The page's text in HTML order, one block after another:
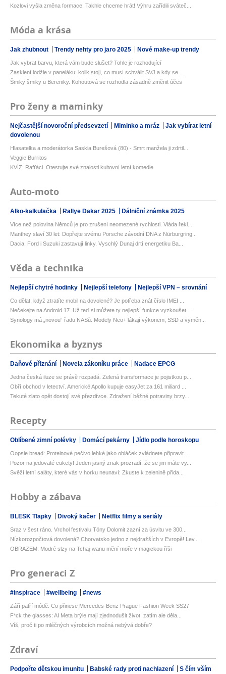
Kozlovi vyšla změna formace: Takhle chceme hrát! Výhru zařídili sváteč...
Móda a krása
Jak zhubnout Trendy nehty pro jaro 2025 Nové make-up trendy
Jak vybrat barvu, která vám bude slušet? Tohle je rozhodující
Zasklení lodžie v paneláku: kolik stojí, co musí schválit SVJ a kdy se...
Šmiky šmiky u Bereniky. Kohoutová se rozhodla zásadně změnit účes
Pro ženy a maminky
Nejčastější novoroční předsevzetí Miminko a mráz
Jak vybírat letní
dovolenou
Hlasatelka a moderátorka Saskia Burešová (80) - Smrt manžela ji zdrtil...
Veggie Burritos
KVÍZ: Rafťáci. Otestujte své znalosti kultovní letní komedie
Auto-moto
Alko-kalkulačka Rallye Dakar 2025 Dálniční známka 2025
Více než polovina Němců je pro zrušení neomezené rychlosti. Vláda řekl...
Manthey slaví 30 let: Dopřejte svému Porsche závodní DNA z Nürburgring...
Dacia, Ford i Suzuki zastavují linky. Vyschlý Dunaj drtí energetiku Ba...
Věda a technika
Nejlepší chytré hodinky Nejlepší telefony Nejlepší VPN – srovnání
Co dělat, když ztratíte mobil na dovolené? Je potřeba znát číslo IMEI ...
Nečekejte na Android 17. Už teď si můžete ty nejlepší funkce vyzkoušet...
Synology má „novou“ řadu NASů. Modely Neo+ lákají výkonem, SSD a vyměn...
Ekonomika a byznys
Daňové přiznání Novela zákoníku práce Nadace EPCG
Jedna česká iluze se právě rozpadá. Zelená transformace je pojistkou p...
Obří obchod v letectví. Americké Apollo kupuje easyJet za 161 miliard ...
Tekuté zlato opět dostojí své přezdívce. Zdražení běžné potraviny brzy...
Recepty
Oblíbené zimní polévky Domácí pekárny Jídlo podle horoskopu
Oopsie bread: Proteinové pečivo lehké jako obláček zvládnete připravit...
Pozor na jedovaté cukety! Jeden jasný znak prozradí, že se jim máte vy...
Svěží letní saláty, které vás v horku neunaví: Zkuste k zelenině přida...
Hobby a zábava
BLESK Tlapky Divoký kačer Netflix filmy a seriály
Sraz v šest ráno. Vrchol festivalu Tóny Dolomit zazní za úsvitu ve 300...
Nízkorozpočtová dovolená? Chorvatsko jedno z nejdražších v Evropě! Lev...
OBRAZEM: Modré slzy na Tchaj-wanu mění moře v magickou říši
Pro generaci Z
#inspirace #wellbeing #news
Září patří módě: Co přinese Mercedes-Benz Prague Fashion Week SS27
F*ck the glasses: AI Meta brýle mají zjednodušit život, zatím ale děla...
Víš, proč ti po mléčných výrobcích možná nebývá dobře?
Zdraví
Podpořte dětskou imunitu Babské rady proti nachlazení
S čím vším